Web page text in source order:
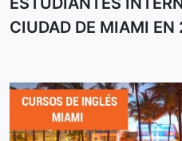
CIUDAD DE MIAMI EN